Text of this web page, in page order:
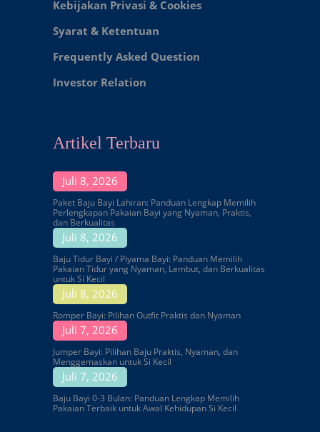
Kebijakan Privasi & Cookies
Syarat & Ketentuan
Frequently Asked Question
Investor Relation
Artikel Terbaru
Juli 8, 2026
Paket Baju Bayi Lahiran: Panduan Lengkap Memilih
Perlengkapan Pakaian Bayi yang Nyaman, Praktis,
dan Berkualitas
Juli 8, 2026
Baju Tidur Bayi / Piyama Bayi: Panduan Memilih
Pakaian Tidur yang Nyaman, Lembut, dan Berkualitas
untuk Si Kecil
Juli 8, 2026
Romper Bayi: Pilihan Outfit Praktis dan Nyaman
Juli 7, 2026
Jumper Bayi: Pilihan Baju Praktis, Nyaman, dan
Menggemaskan untuk Si Kecil
Juli 7, 2026
Baju Bayi 0-3 Bulan: Panduan Lengkap Memilih
Pakaian Terbaik untuk Awal Kehidupan Si Kecil